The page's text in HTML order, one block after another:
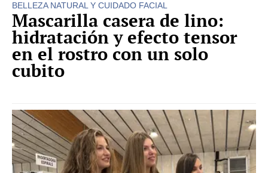
BELLEZA NATURAL Y CUIDADO FACIAL
Mascarilla casera de lino:
hidratación y efecto tensor
en el rostro con un solo
cubito